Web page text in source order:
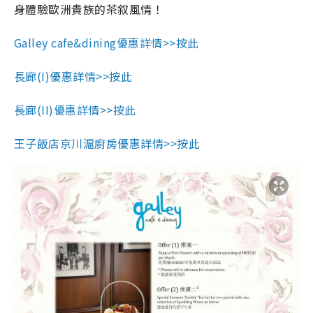
身體驗歐洲貴族的茶叙風情！
Galley cafe&dining優惠詳情>>按此
長廊(I)優惠詳情>>按此
長廊(II)優惠詳情>>按此
王子飯店京川滬廚房優惠詳情>>按此